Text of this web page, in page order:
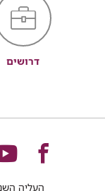
דרושים
העליה השנייה